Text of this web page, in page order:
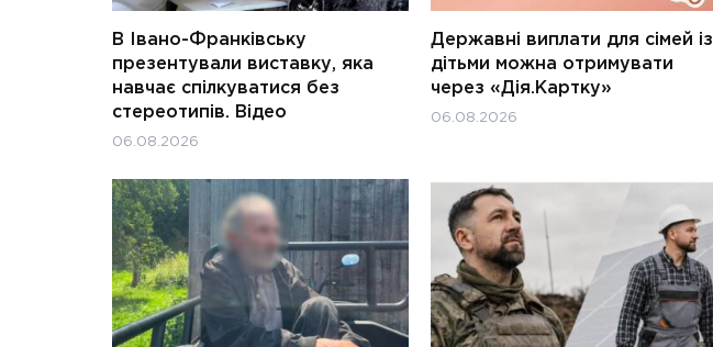
В Івано-Франківську
презентували виставку, яка
навчає спілкуватися без
стереотипів. Відео
06.08.2026
Державні виплати для сімей із
дітьми можна отримувати
через «Дія.Картку»
06.08.2026